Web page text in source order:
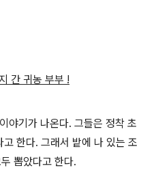
간 귀농 부부 !
야기가 나온다. 그들은 정착 초
한다. 그래서 밭에 나 있는 조
뽑았다고 한다.